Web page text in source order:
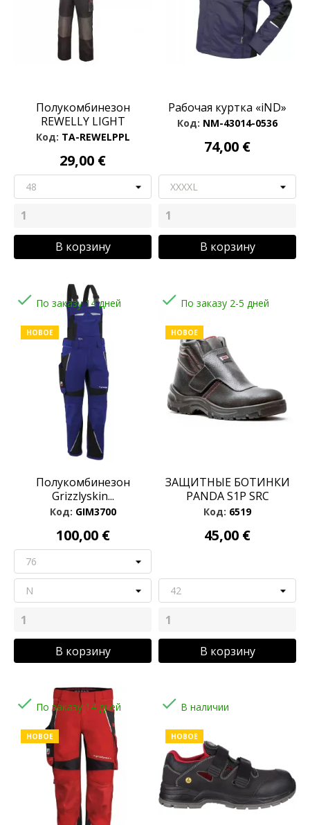
Полукомбинезон
REWELLY LIGHT
Код: TA-REWELPPL
29,00 €
В корзину
Рабочая куртка «iND»
Код: NM-43014-0536
74,00 €
В корзину
 По заказу 14 дней
НОВОЕ
Полукомбинезон
Grizzlyskin...
Код: GIM3700
100,00 €
В корзину
 По заказу 2-5 дней
НОВОЕ
ЗАЩИТНЫЕ БОТИНКИ
PANDA S1P SRC
Код: 6519
45,00 €
В корзину
 По заказу 14 дней
НОВОЕ
 В наличии
НОВОЕ